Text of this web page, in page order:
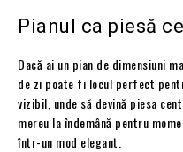
Pianul ca piesă
Dacă ai un pian de dimensiuni
de zi poate fi locul perfect
vizibil, unde să devină piesa
mereu la îndemână pentru
într-un mod elegant.